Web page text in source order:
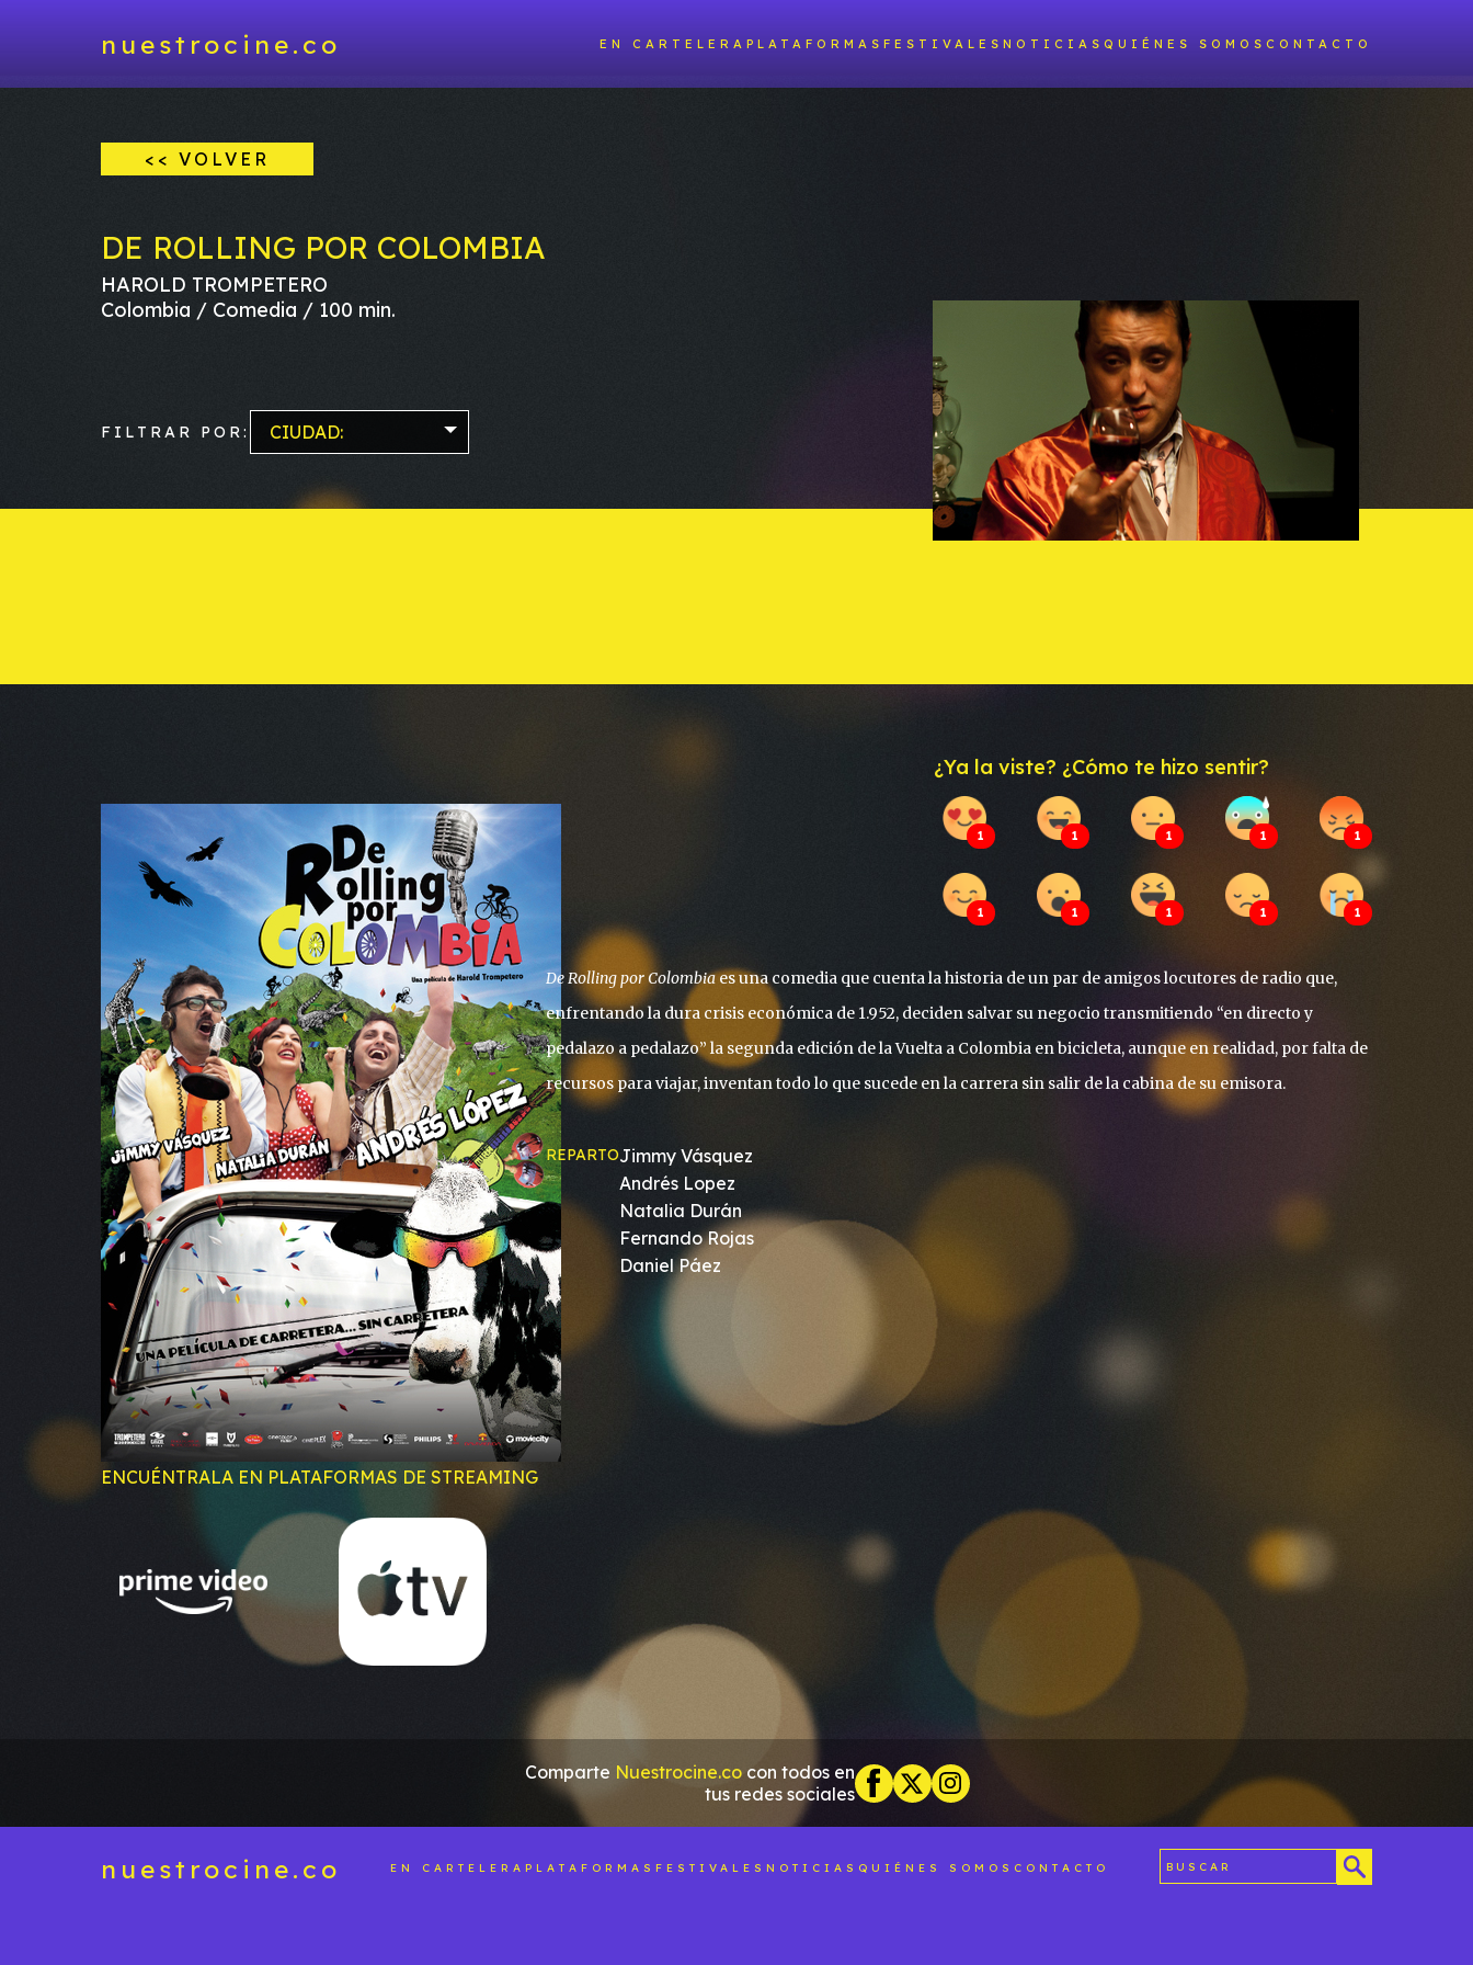
nuestrocine.co EN CARTELERA PLATAFORMAS FESTIVALES NOTICIAS QUIÉNES SOMOS CONTACTO
<< VOLVER
DE ROLLING POR COLOMBIA
HAROLD TROMPETERO
Colombia / Comedia / 100 min.
FILTRAR POR: CIUDAD:
ENCUÉNTRALA EN PLATAFORMAS DE STREAMING
¿Ya la viste? ¿Cómo te hizo sentir?
1 1 1 1 1
1 1 1 1 1
De Rolling por Colombiaes una comedia que cuenta la historia de un par de amigos locutores de radio que,
enfrentando la dura crisis económica de 1.952, deciden salvar su negocio transmitiendo “en directo y
pedalazo a pedalazo” la segunda edición de la Vuelta a Colombia en bicicleta, aunque en realidad, por falta de
recursos para viajar, inventan todo lo que sucede en la carrera sin salir de la cabina de su emisora.
REPARTOJimmy Vásquez
Andrés Lopez
Natalia Durán
Fernando Rojas
Daniel Páez
Comparte Nuestrocine.cocon todos en
tus redes sociales
nuestrocine.co EN CARTELERA PLATAFORMAS FESTIVALES NOTICIAS QUIÉNES SOMOS CONTACTO